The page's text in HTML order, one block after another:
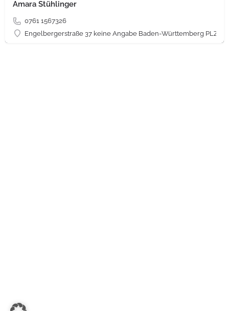
Amara Stühlinger
0761 1567326
Engelbergerstraße 37 keine Angabe Baden-Württemberg PLZ